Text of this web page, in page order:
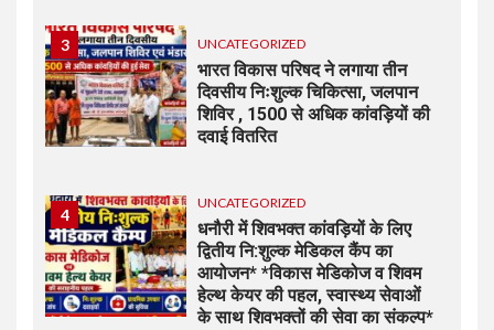
3 UNCATEGORIZED
भारत विकास परिषद ने लगाया तीन
दिवसीय निःशुल्क चिकित्सा, जलपान
शिविर , 1500 से अधिक कांवड़ियों की
दवाई वितरित
4
UNCATEGORIZED
धनौरी में शिवभक्त कांवड़ियों के लिए
द्वितीय नि:शुल्क मेडिकल कैंप का
आयोजन* *विकास मेडिकोज व शिवम
हेल्थ केयर की पहल, स्वास्थ्य सेवाओं
के साथ शिवभक्तों की सेवा का संकल्प*